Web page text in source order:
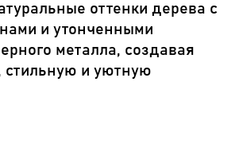
оттенки дерева с
и утонченными
металла, создавая
стильную и уютную